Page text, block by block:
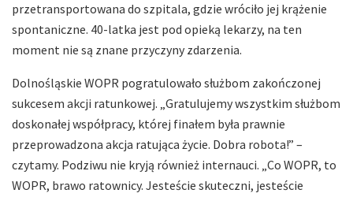
przetransportowana do szpitala, gdzie wróciło jej krążenie
spontaniczne. 40-latka jest pod opieką lekarzy, na ten
moment nie są znane przyczyny zdarzenia.
Dolnośląskie WOPR pogratulowało służbom zakończonej
sukcesem akcji ratunkowej. „Gratulujemy wszystkim służbom
doskonałej współpracy, której finałem była prawnie
przeprowadzona akcja ratująca życie. Dobra robota!” –
czytamy. Podziwu nie kryją również internauci. „Co WOPR, to
WOPR, brawo ratownicy. Jesteście skuteczni, jesteście